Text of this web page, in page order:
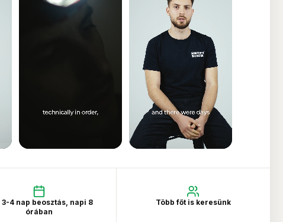
3-4 nap beosztás, napi 8
órában
Több főt is keresünk